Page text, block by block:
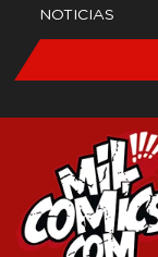
NOTICIAS